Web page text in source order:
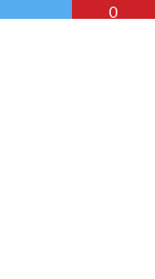
0